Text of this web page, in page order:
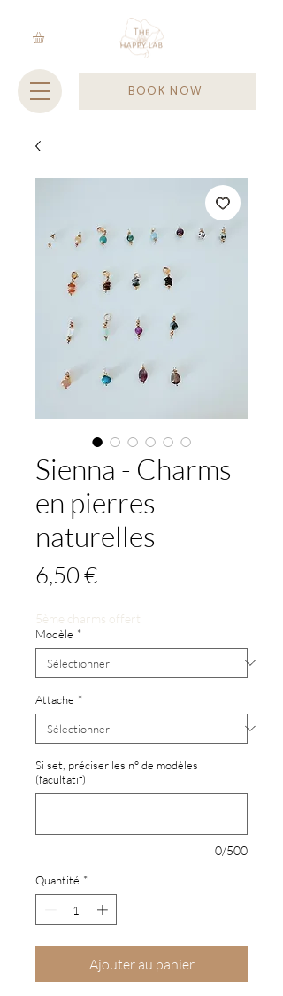
BOOK NOW
Sienna - Charms
en pierres
naturelles
6,50 €Prix
5ème charms offert
Modèle *
Attache *
Si set, préciser les n° de modèles
(facultatif)
0/500
Quantité *
Ajouter au panier